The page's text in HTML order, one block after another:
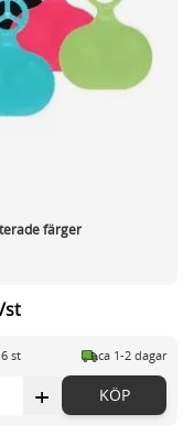
färger
st
st ca 1-2 dagar
+ KÖP